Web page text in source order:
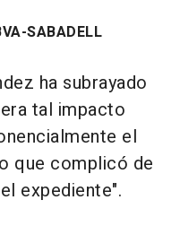
SABADELL
ha subrayado
tal impacto
el
que complicó de
expediente".